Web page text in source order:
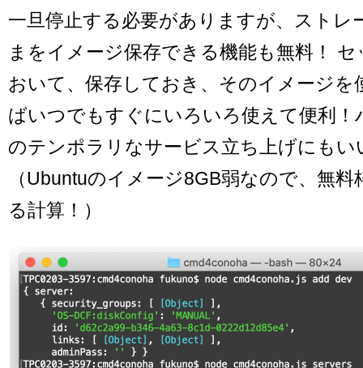
一旦停止する必要がありますが、ストレ
まをイメージ保存できる機能も無料！
おいて、保存しておき、そのイメージを
ばいつでもすぐにいろいろ使えて便利
のテンポラリなサービス立ち上げにもい
（Ubuntuのイメージ8GB弱なので、無
る計算！）